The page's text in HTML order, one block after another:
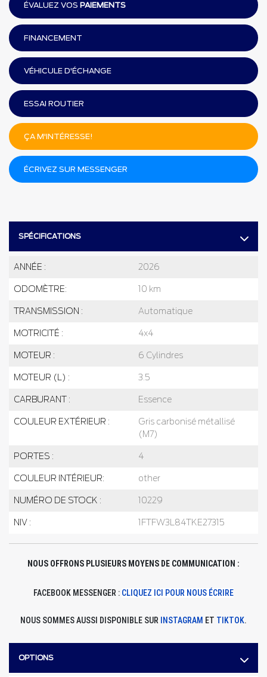
SPÉCIFICATIONS
ANNÉE : 2026
ODOMÈTRE: 10 km
TRANSMISSION : Automatique
MOTRICITÉ : 4x4
MOTEUR : 6 Cylindres
MOTEUR (L) : 3.5
CARBURANT : Essence
COULEUR EXTÉRIEUR :
Gris carbonisé métallisé
(M7)
PORTES : 4
COULEUR INTÉRIEUR: other
NUMÉRO DE STOCK : 10229
NIV : 1FTFW3L84TKE27315
NOUS OFFRONS PLUSIEURS MOYENS DE COMMUNICATION :
FACEBOOK MESSENGER : CLIQUEZ ICI POUR NOUS ÉCRIRE
NOUS SOMMES AUSSI DISPONIBLE SUR INSTAGRAM ET TIKTOK.
OPTIONS
ÉVALUEZ VOS PAIEMENTS
FINANCEMENT
VÉHICULE D'ÉCHANGE
ESSAI ROUTIER
ÇA M'INTÉRESSE!
ÉCRIVEZ SUR MESSENGER